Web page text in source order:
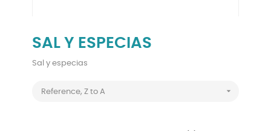
SAL Y ESPECIAS
Sal y especias
Reference, Z to A 